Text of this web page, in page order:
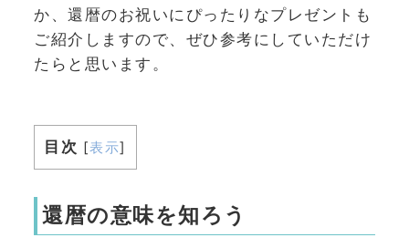
か、還暦のお祝いにぴったりなプレゼントも
ご紹介しますので、ぜひ参考にしていただけ
たらと思います。
目次 [表示]
還暦の意味を知ろう